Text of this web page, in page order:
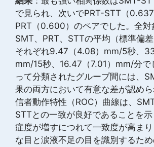
で見られ、次いでPRT-STT（
PRT（0.600）のペアでした。全対
SMT、PRT、STTの平均（標準偏差
それぞれ9.47（4.08）mm/5秒、
mm/15秒、16.47（7.01）mm/分で
って分類されたグループ間には、
果の両方において有意な差が認め
信者動作特性（ROC）曲線は、
STTとの一致が良好であることを
症度が増すにつれて一致度が高ま
な目と涙液不足の目を識別するた